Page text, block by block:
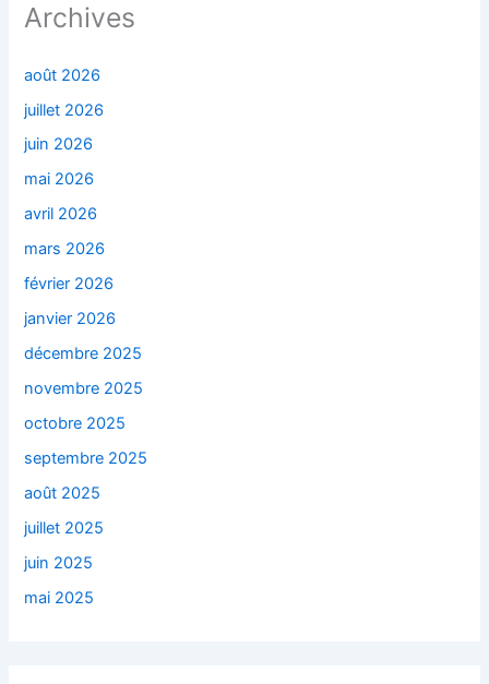
Archives
août 2026
juillet 2026
juin 2026
mai 2026
avril 2026
mars 2026
février 2026
janvier 2026
décembre 2025
novembre 2025
octobre 2025
septembre 2025
août 2025
juillet 2025
juin 2025
mai 2025